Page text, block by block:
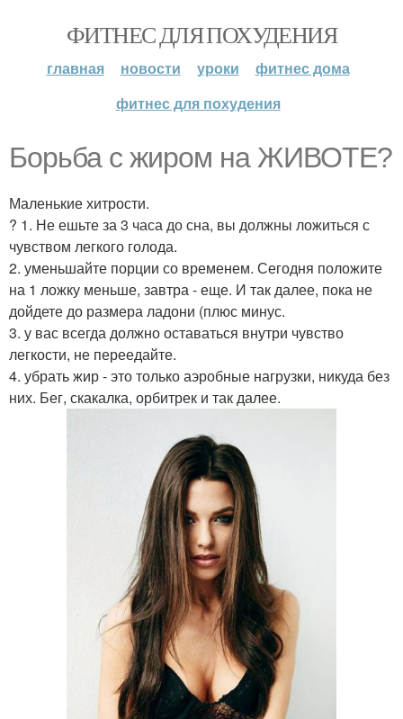
ФИТНЕС ДЛЯ ПОХУДЕНИЯ
главная новости уроки
фитнес дома
фитнес для похудения
Борьба с жиром на ЖИВОТЕ?
Маленькие хитрости.
? 1. Не ешьте за 3 часа до сна, вы должны ложиться с
чувством легкого голода.
2. уменьшайте порции со временем. Сегодня положите
на 1 ложку меньше, завтра - еще. И так далее, пока не
дойдете до размера ладони (плюс минус.
3. у вас всегда должно оставаться внутри чувство
легкости, не переедайте.
4. убрать жир - это только аэробные нагрузки, никуда без
них. Бег, скакалка, орбитрек и так далее.